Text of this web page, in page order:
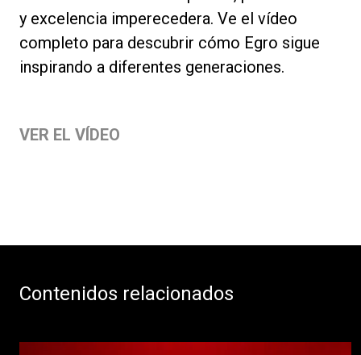
y excelencia imperecedera. Ve el vídeo
completo para descubrir cómo Egro sigue
inspirando a diferentes generaciones.
VER EL VÍDEO
Contenidos relacionados